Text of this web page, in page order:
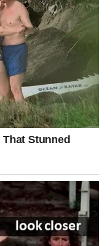
velikih mogućnosti.
otvara vrata
iz daljine ili
ponovo ulazi u
emocija.
odlučiti da